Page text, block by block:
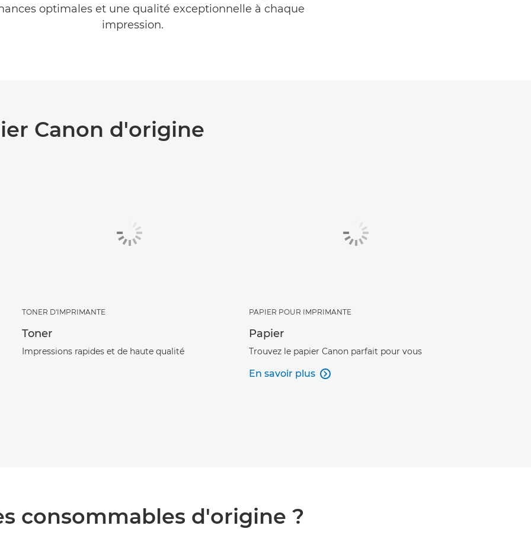
optimales et une qualité exceptionnelle à chaque
impression.
Canon d'origine
TONER D'IMPRIMANTE
Toner
Impressions rapides et de haute qualité
PAPIER POUR IMPRIMANTE
Papier
Trouvez le papier Canon parfait pour vous
En savoir plus 
consommables d'origine ?